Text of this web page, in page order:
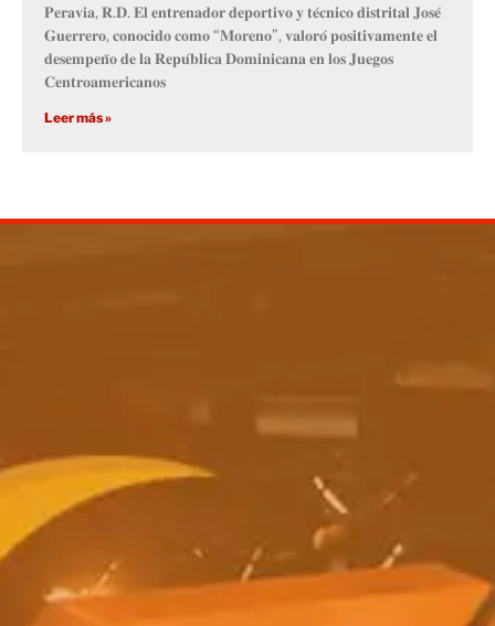
𝐏𝐞𝐫𝐚𝐯𝐢𝐚, 𝐑.𝐃. 𝐄𝐥 𝐞𝐧𝐭𝐫𝐞𝐧𝐚𝐝𝐨𝐫 𝐝𝐞𝐩𝐨𝐫𝐭𝐢𝐯𝐨 𝐲 𝐭𝐞́𝐜𝐧𝐢𝐜𝐨 𝐝𝐢𝐬𝐭𝐫𝐢𝐭𝐚𝐥 𝐉𝐨𝐬𝐞́
𝐆𝐮𝐞𝐫𝐫𝐞𝐫𝐨, 𝐜𝐨𝐧𝐨𝐜𝐢𝐝𝐨 𝐜𝐨𝐦𝐨 “𝐌𝐨𝐫𝐞𝐧𝐨”, 𝐯𝐚𝐥𝐨𝐫𝐨́ 𝐩𝐨𝐬𝐢𝐭𝐢𝐯𝐚𝐦𝐞𝐧𝐭𝐞 𝐞𝐥
𝐝𝐞𝐬𝐞𝐦𝐩𝐞𝐧̃𝐨 𝐝𝐞 𝐥𝐚 𝐑𝐞𝐩𝐮́𝐛𝐥𝐢𝐜𝐚 𝐃𝐨𝐦𝐢𝐧𝐢𝐜𝐚𝐧𝐚 𝐞𝐧 𝐥𝐨𝐬 𝐉𝐮𝐞𝐠𝐨𝐬
𝐂𝐞𝐧𝐭𝐫𝐨𝐚𝐦𝐞𝐫𝐢𝐜𝐚𝐧𝐨𝐬
Leer más »